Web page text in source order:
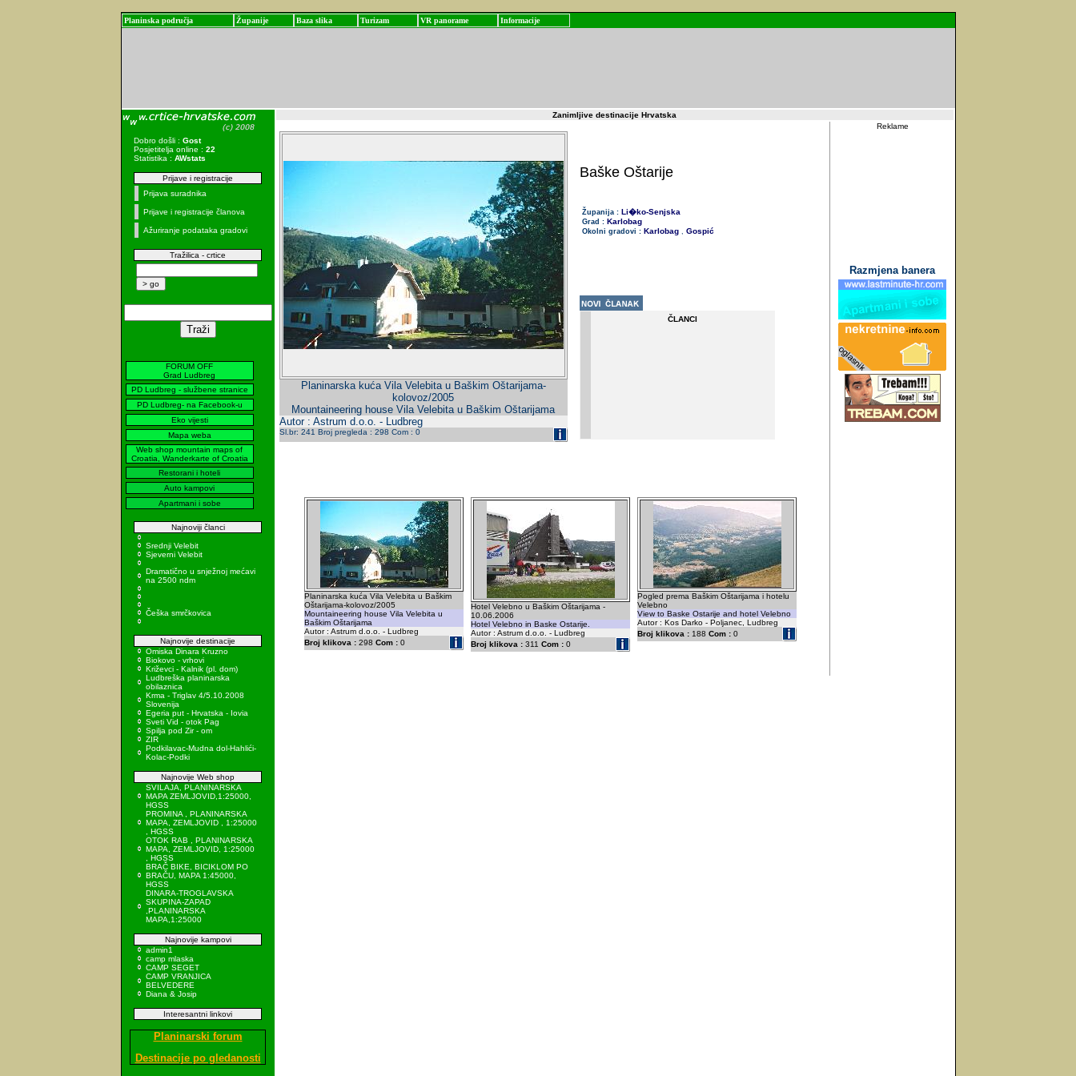
Planinska područja Županije Baza slika Turizam VR panorame Informacije
Dobro došli : Gost
Posjetitelja online : 22
Statistika : AWstats
Prijave i registracije
Prijava suradnika
Prijave i registracije članova
Ažuriranje podataka gradovi
Tražilica - crtice
FORUM OFF
Grad Ludbreg
PD Ludbreg - službene stranice
PD Ludbreg- na Facebook-u
Eko vijesti
Mapa weba
Web shop mountain maps of
Croatia, Wanderkarte of Croatia
Restorani i hoteli
Auto kampovi
Apartmani i sobe
Najnoviji članci
Srednji Velebit
Sjeverni Velebit
Dramatično u snježnoj mećavi
na 2500 ndm
Češka smrčkovica
Najnovije destinacije
Omiska Dinara Kruzno
Biokovo - vrhovi
Križevci - Kalnik (pl. dom)
Ludbreška planinarska
obilaznica
Krma - Triglav 4/5.10.2008
Slovenija
Egeria put - Hrvatska - Iovia
Sveti Vid - otok Pag
Spilja pod Zir - om
ZIR
Podkilavac-Mudna dol-Hahlići-
Kolac-Podki
Najnovije Web shop
SVILAJA, PLANINARSKA
MAPA ZEMLJOVID,1:25000,
HGSS
PROMINA , PLANINARSKA
MAPA, ZEMLJOVID , 1:25000
, HGSS
OTOK RAB , PLANINARSKA
MAPA, ZEMLJOVID, 1:25000
, HGSS
BRAČ BIKE, BICIKLOM PO
BRAČU, MAPA 1:45000,
HGSS
DINARA-TROGLAVSKA
SKUPINA-ZAPAD
,PLANINARSKA
MAPA,1:25000
Najnovije kampovi
admin1
camp mlaska
CAMP SEGET
CAMP VRANJICA
BELVEDERE
Diana & Josip
Interesantni linkovi
Planinarski forum
Destinacije po gledanosti
Zanimljive destinacije Hrvatska
Planinarska kuća Vila Velebita u Baškim Oštarijama-
kolovoz/2005
Mountaineering house Vila Velebita u Baškim Oštarijama
Autor : Astrum d.o.o. - Ludbreg
Sl.br: 241 Broj pregleda : 298 Com : 0
Baške Oštarije
Županija : Li�ko-Senjska
Grad : Karlobag
Okolni gradovi : Karlobag , Gospić
ČLANCI
Planinarska kuća Vila Velebita u Baškim
Oštarijama-kolovoz/2005
Mountaineering house Vila Velebita u
Baškim Oštarijama
Autor : Astrum d.o.o. - Ludbreg
Broj klikova : 298 Com : 0
Hotel Velebno u Baškim Oštarijama -
10.06.2006
Hotel Velebno in Baske Ostarije.
Autor : Astrum d.o.o. - Ludbreg
Broj klikova : 311 Com : 0
Pogled prema Baškim Oštarijama i hotelu
Velebno
View to Baske Ostarije and hotel Velebno
Autor : Kos Darko - Poljanec, Ludbreg
Broj klikova : 188 Com : 0
Reklame
Razmjena banera